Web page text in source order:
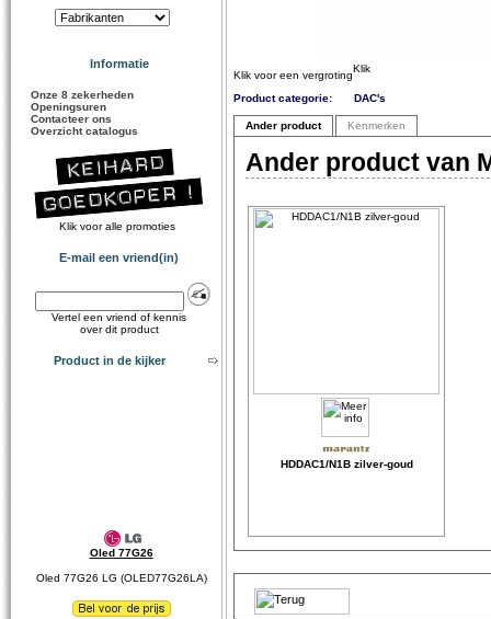
Informatie
Onze 8 zekerheden
Openingsuren
Contacteer ons
Overzicht catalogus
Klik voor alle promoties
E-mail een vriend(in)
Vertel een vriend of kennis
over dit product
Product in de kijker
Oled 77G26
Oled 77G26 LG (OLED77G26LA)
Klik voor een vergroting
Product categorie:
DAC's
Ander product Kenmerken
Ander product van
HDDAC1/N1B zilver-goud